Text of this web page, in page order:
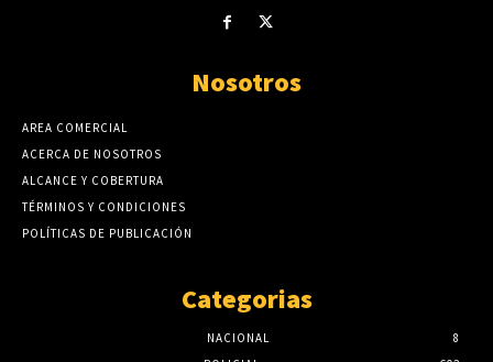
Nosotros
AREA COMERCIAL
ACERCA DE NOSOTROS
ALCANCE Y COBERTURA
TÉRMINOS Y CONDICIONES
POLÍTICAS DE PUBLICACIÓN
Categorias
NACIONAL
8